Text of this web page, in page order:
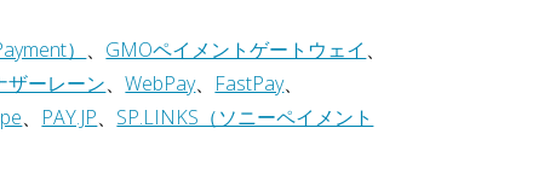
） 、 GMOペイメントゲートウェイ 、
ザーレーン、WebPay、 FastPay、
、 PAY.JP、 SP.LINKS（ソニーペイメント